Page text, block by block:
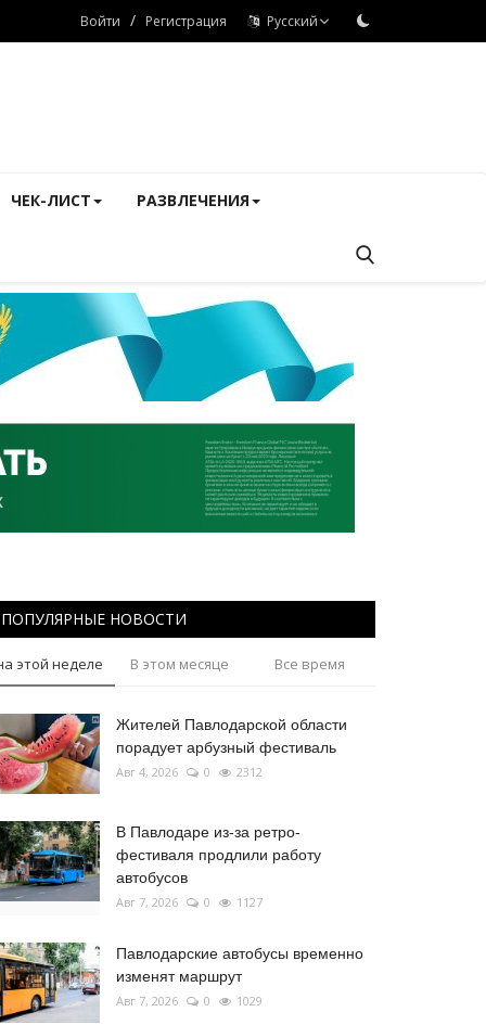
Войти / Регистрация Русский
ЧЕК-ЛИСТ РАЗВЛЕЧЕНИЯ
ПОПУЛЯРНЫЕ НОВОСТИ
этой неделе В этом месяце Все время
Жителей Павлодарской области
порадует арбузный фестиваль
Авг 4, 2026 0 2312
В Павлодаре из-за ретро-
фестиваля продлили работу
автобусов
Авг 7, 2026 0 1127
Павлодарские автобусы временно
изменят маршрут
Авг 7, 2026 0 1029